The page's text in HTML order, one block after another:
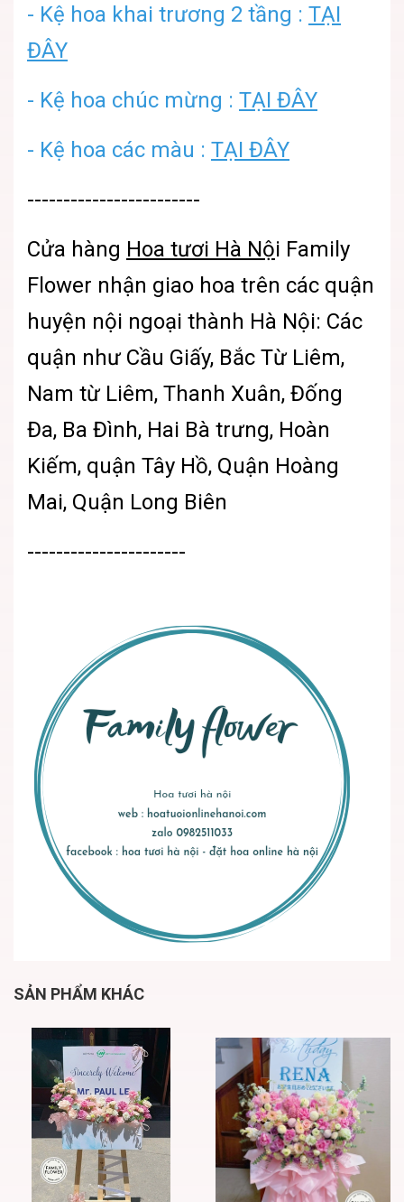
- Kệ hoa khai trương 2 tầng : TẠI
ĐÂY
- Kệ hoa chúc mừng : TẠI ĐÂY
- Kệ hoa các màu : TẠI ĐÂY
------------------------
Cửa hàng Hoa tươi Hà Nội Family
Flower nhận giao hoa trên các quận
huyện nội ngoại thành Hà Nội: Các
quận như Cầu Giấy, Bắc Từ Liêm,
Nam từ Liêm, Thanh Xuân, Đống
Đa, Ba Đình, Hai Bà trưng, Hoàn
Kiếm, quận Tây Hồ, Quận Hoàng
Mai, Quận Long Biên
----------------------
SẢN PHẨM KHÁC